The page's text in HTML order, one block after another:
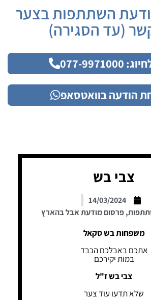
השתתפות בצער
(עד הסגירה)
9971000
הודעה בוואטסאפ
צבי בש
14/03/2024
,פרסום מודעת אבל בהארץ
משפחות בש סקאל
אתכם באבלכם הכבד
במות יקירכם
צבי בש ז"ל
שלא תדעו עוד צער